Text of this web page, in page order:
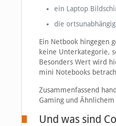
ein Laptop
die
Ein Netbook hingegen
keine Unterkategorie,
Besonders Wert wird
mini Notebooks
Zusammenfassend
Gaming und
Und was sind